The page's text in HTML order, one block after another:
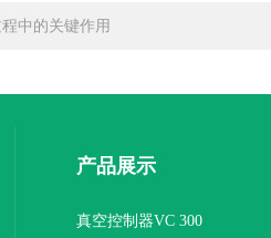
中的关键作用
产品展示
真空控制器VC 300